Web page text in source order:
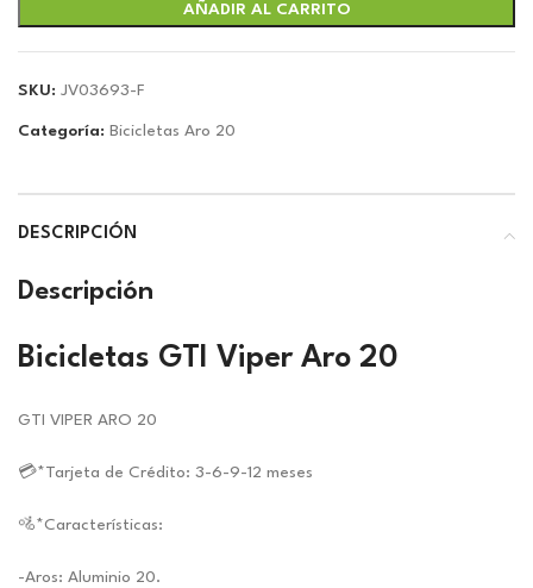
AÑADIR AL CARRITO
SKU: JV03693-F
Categoría: Bicicletas Aro 20
DESCRIPCIÓN
Descripción
Bicicletas GTI Viper Aro 20
GTI VIPER ARO 20
💳*Tarjeta de Crédito: 3-6-9-12 meses
🚵*Características:
-Aros: Aluminio 20.